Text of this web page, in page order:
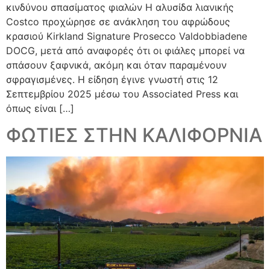
κινδύνου σπασίματος φιαλών Η αλυσίδα λιανικής
Costco προχώρησε σε ανάκληση του αφρώδους
κρασιού Kirkland Signature Prosecco Valdobbiadene
DOCG, μετά από αναφορές ότι οι φιάλες μπορεί να
σπάσουν ξαφνικά, ακόμη και όταν παραμένουν
σφραγισμένες. Η είδηση έγινε γνωστή στις 12
Σεπτεμβρίου 2025 μέσω του Associated Press και
όπως είναι […]
ΦΩΤΙΕΣ ΣΤΗΝ ΚΑΛΙΦΟΡΝΙΑ